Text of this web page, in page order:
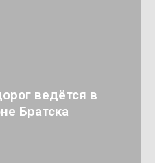
ведётся в
Братска